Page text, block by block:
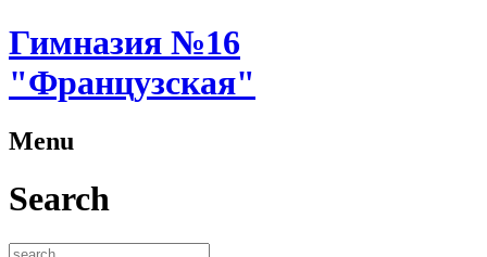
Гимназия №16
"Французская"
Menu
Search